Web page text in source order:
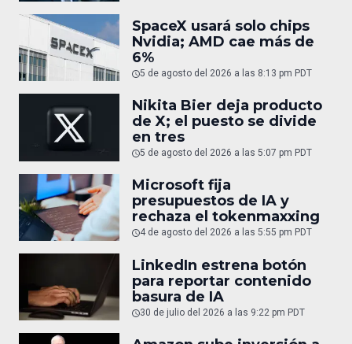
SpaceX usará solo chips
Nvidia; AMD cae más de
6%
5 de agosto del 2026 a las 8:13 pm PDT
Nikita Bier deja producto
de X; el puesto se divide
en tres
5 de agosto del 2026 a las 5:07 pm PDT
Microsoft fija
presupuestos de IA y
rechaza el tokenmaxxing
4 de agosto del 2026 a las 5:55 pm PDT
LinkedIn estrena botón
para reportar contenido
basura de IA
30 de julio del 2026 a las 9:22 pm PDT